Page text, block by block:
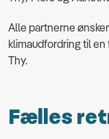
Alle partnerne
klimaudfordring til
Thy.
Fælles